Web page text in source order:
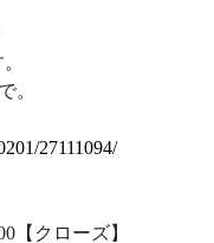
。
27111094/
【クローズ】